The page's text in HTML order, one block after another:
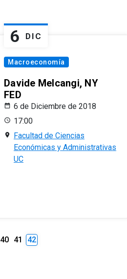
6 DIC
Macroeconomía
Davide Melcangi, NY
FED
6 de Diciembre de 2018
17:00
Facultad de Ciencias
Económicas y Administrativas
UC
40 41 42